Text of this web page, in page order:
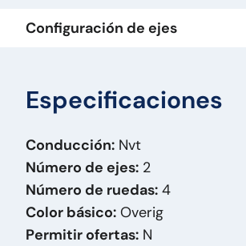
Configuración de ejes
Especificaciones
Conducción: Nvt
Número de ejes: 2
Número de ruedas: 4
Color básico: Overig
Permitir ofertas: N